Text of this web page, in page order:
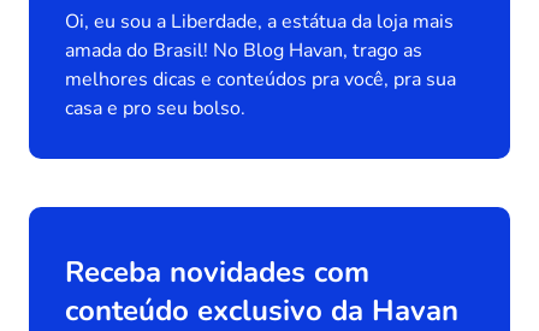
Oi, eu sou a Liberdade, a estátua da loja mais
amada do Brasil! No Blog Havan, trago as
melhores dicas e conteúdos pra você, pra sua
casa e pro seu bolso.
Receba novidades com
conteúdo exclusivo da Havan